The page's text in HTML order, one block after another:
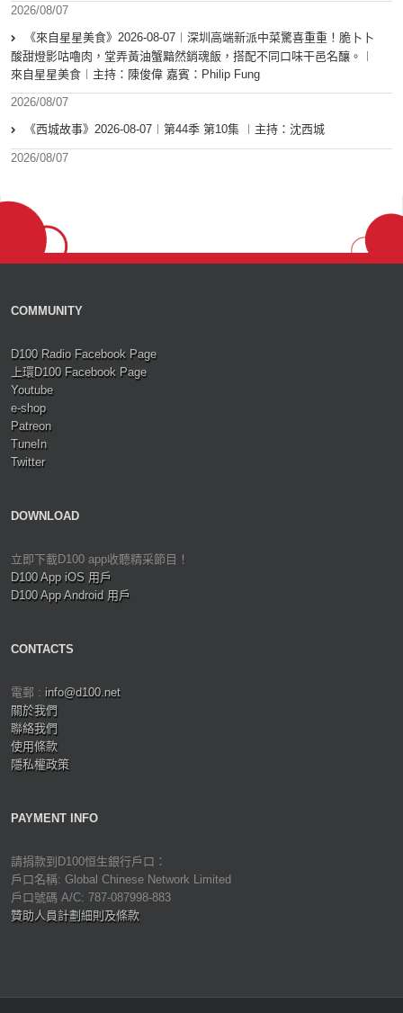
2026/08/07
《來自星星美食》2026-08-07︱深圳高端新派中菜驚喜重重！脆卜卜
酸甜燈影咕嚕肉，堂弄黃油蟹黯然銷魂飯，搭配不同口味干邑名釀。︱
來自星星美食︱主持：陳俊偉 嘉賓：Philip Fung
2026/08/07
《西城故事》2026-08-07︱第44季 第10集 ︱主持：沈西城
2026/08/07
COMMUNITY
D100 Radio Facebook Page
上環D100 Facebook Page
Youtube
e-shop
Patreon
TuneIn
Twitter
DOWNLOAD
立即下載D100 app收聽精采節目！
D100 App iOS 用戶
D100 App Android 用戶
CONTACTS
電郵 : info@d100.net
關於我們
聯絡我們
使用條款
隱私權政策
PAYMENT INFO
請捐款到D100恒生銀行戶口：
戶口名稱: Global Chinese Network Limited
戶口號碼 A/C: 787-087998-883
贊助人員計劃細則及條款